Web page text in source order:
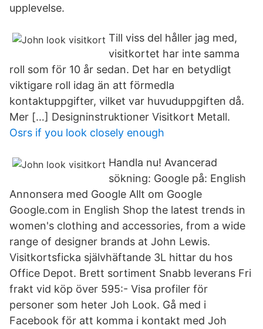
upplevelse.
Till viss del håller jag med,
visitkortet har inte samma
roll som för 10 år sedan. Det har en betydligt
viktigare roll idag än att förmedla
kontaktuppgifter, vilket var huvuduppgiften då.
Mer […] Designinstruktioner Visitkort Metall.
Osrs if you look closely enough
Handla nu! Avancerad
sökning: Google på: English
Annonsera med Google Allt om Google
Google.com in English Shop the latest trends in
women's clothing and accessories, from a wide
range of designer brands at John Lewis.
Visitkortsficka självhäftande 3L hittar du hos
Office Depot. Brett sortiment Snabb leverans Fri
frakt vid köp över 595:- Visa profiler för
personer som heter Joh Look. Gå med i
Facebook för att komma i kontakt med Joh